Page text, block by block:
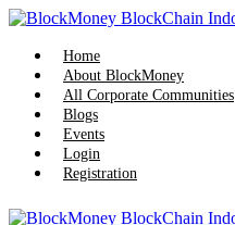
Skip
content
Home
About BlockMoney
All Corporate Communities
Blogs
Events
Login
Registration